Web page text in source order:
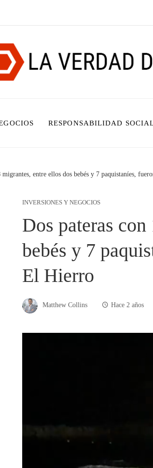
RESPONSABILIDAD
migrantes, entre ellos dos bebés y 7 paquistaníes,
INVERSIONES Y NEGOCIOS
Dos pateras
bebés y 7
El Hierro
Matthew Collins Hace 2 años